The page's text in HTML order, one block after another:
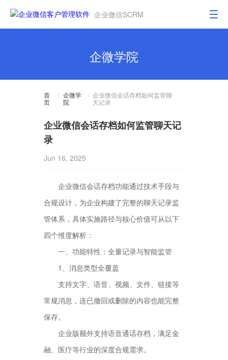
企业微信SCRM
企微学院
首
页
企微学
院
企业微信会话存档如何监管聊
天记录
企业微信会话存档如何监管聊天记
录
Jun 16, 2025
企业微信会话存档功能通过技术手段与
合规设计，为企业构建了完整的聊天记录监
管体系，具体实施路径与核心价值可从以下
四个维度解析：
一、功能特性：全量记录与智能监管
1、消息类型全覆盖
支持文字、语音、视频、文件、链接等
常规消息，连已撤回或删除的内容也能完整
保存。
企业版额外支持语音通话存档，满足金
融、医疗等行业的深度合规需求。